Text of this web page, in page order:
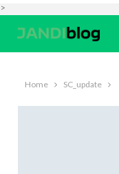
>
Home SC_update